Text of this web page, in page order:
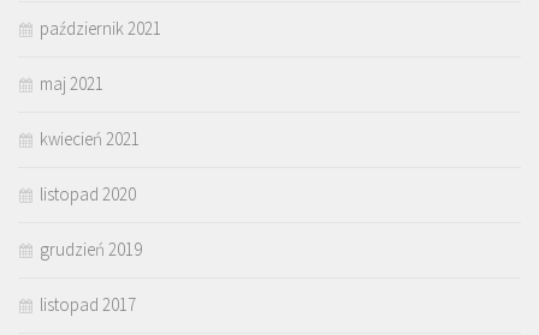
październik 2021
maj 2021
kwiecień 2021
listopad 2020
grudzień 2019
listopad 2017